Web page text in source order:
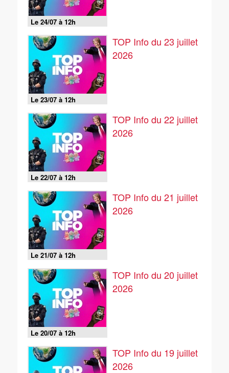
Le 24/07 à 12h
Le 23/07 à 12h
TOP Info du 23 juillet
2026
Le 22/07 à 12h
TOP Info du 22 juillet
2026
Le 21/07 à 12h
TOP Info du 21 juillet
2026
Le 20/07 à 12h
TOP Info du 20 juillet
2026
TOP Info du 19 juillet
2026